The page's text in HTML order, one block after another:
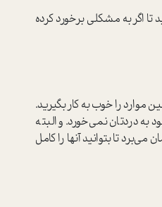
دیگر به اتاقش سر می‌زنید تا اگر به مشکلی برخورد کرده
موارد را خوب به کار بگیرید.
دردتان نمی‌خورد. و البته
مدتی زمان می‌برد تا بتوانید آنها را کامل